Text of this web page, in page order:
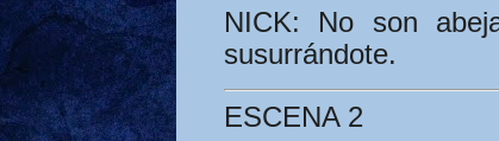
NICK: No son
susurrándote.
ESCENA 2